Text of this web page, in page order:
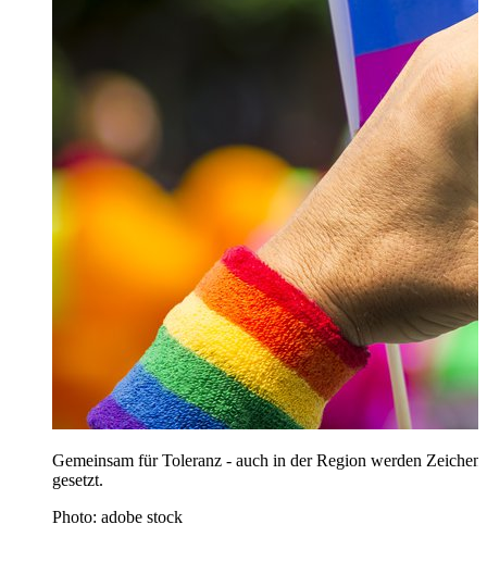
Gemeinsam für Toleranz - auch in der Region werden Zeichen
gesetzt.
Photo: adobe stock